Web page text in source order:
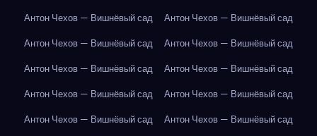
Антон Чехов — Вишнёвый сад
Антон Чехов — Вишнёвый сад
Антон Чехов — Вишнёвый сад
Антон Чехов — Вишнёвый сад
Антон Чехов — Вишнёвый сад
Антон Чехов — Вишнёвый сад
Антон Чехов — Вишнёвый сад
Антон Чехов — Вишнёвый сад
Антон Чехов — Вишнёвый сад
Антон Чехов — Вишнёвый сад